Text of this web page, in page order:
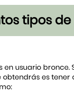
tipos de
usuario bronce.
obtendrás es tener